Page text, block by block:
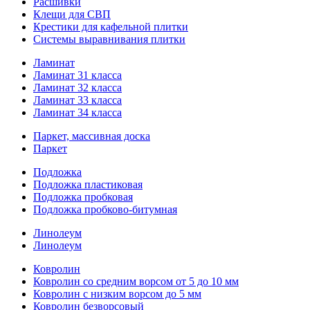
Клещи для СВП
Крестики для кафельной плитки
Системы выравнивания плитки
Ламинат
Ламинат 31 класса
Ламинат 32 класса
Ламинат 33 класса
Ламинат 34 класса
Паркет, массивная доска
Паркет
Подложка
Подложка пластиковая
Подложка пробковая
Подложка пробково-битумная
Линолеум
Линолеум
Ковролин
Ковролин со средним ворсом от 5 до 10 мм
Ковролин с низким ворсом до 5 мм
Ковролин безворсовый